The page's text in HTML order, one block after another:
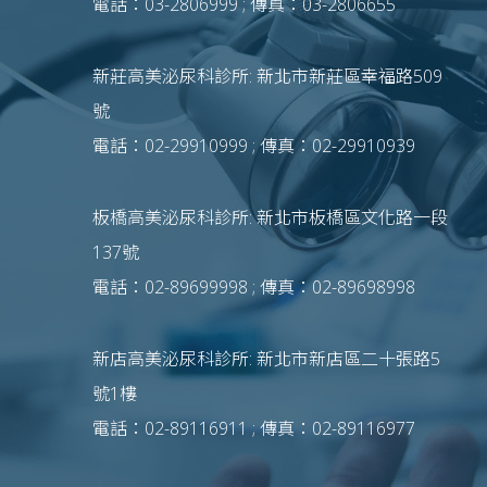
新莊高美泌尿科診所: 新北市新莊區幸福路509
號
電話：02-29910999 ; 傳真：02-29910939
板橋高美泌尿科診所: 新北市板橋區文化路一段
137號
電話：02-89699998 ; 傳真：02-89698998
新店高美泌尿科診所: 新北市新店區二十張路5
號1樓
電話：02-89116911 ; 傳真：02-89116977